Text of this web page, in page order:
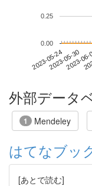
2023-05-242023-05-30
2023-
0.00
0.25
外部データ
1 Mendeley
はてなブッ
[あとで読む]